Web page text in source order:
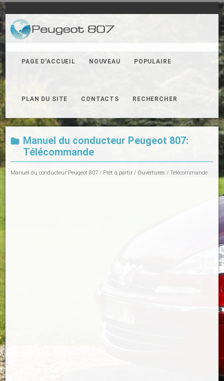
PAGE D'ACCUEIL NOUVEAU POPULAIRE
PLAN DU SITE CONTACTS RECHERCHER
Manuel du conducteur Peugeot 807:
Télécommande
Manuel du conducteur Peugeot 807 / Prêt à partir / Ouvertures / Télécommande